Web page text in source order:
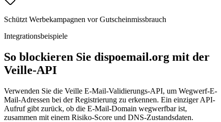
Schützt Werbekampagnen vor Gutscheinmissbrauch
Integrationsbeispiele
So blockieren Sie dispoemail.org mit der
Veille-API
Verwenden Sie die Veille E-Mail-Validierungs-API, um Wegwerf-E-
Mail-Adressen bei der Registrierung zu erkennen. Ein einziger API-
Aufruf gibt zurück, ob die E-Mail-Domain wegwerfbar ist,
zusammen mit einem Risiko-Score und DNS-Zustandsdaten.